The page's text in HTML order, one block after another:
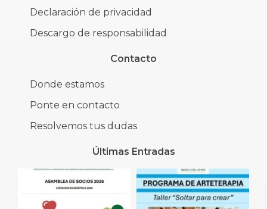
Declaración de privacidad
Descargo de responsabilidad
Contacto
Donde estamos
Ponte en contacto
Resolvemos tus dudas
Últimas Entradas